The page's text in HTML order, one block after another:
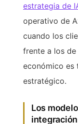
estrategia de
operativo de
cuando los
frente a los de
económico es
estratégico.
Los